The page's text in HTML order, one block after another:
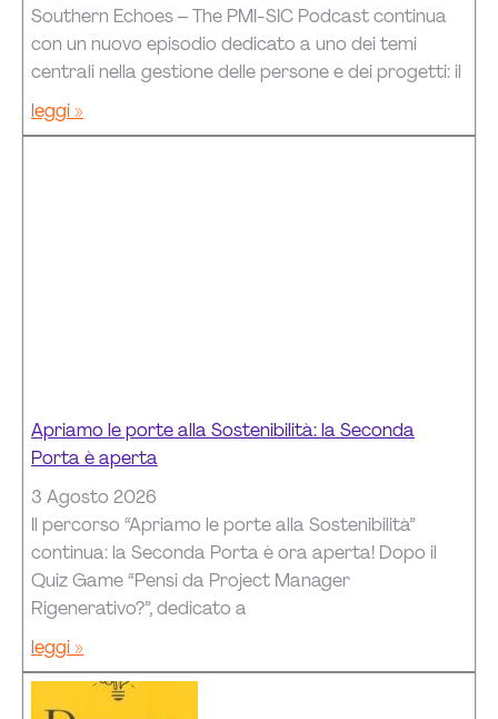
Southern Echoes – The PMI-SIC Podcast continua
con un nuovo episodio dedicato a uno dei temi
centrali nella gestione delle persone e dei progetti: il
leggi »
Apriamo le porte alla Sostenibilità: la Seconda
Porta è aperta
3 Agosto 2026
Il percorso “Apriamo le porte alla Sostenibilità”
continua: la Seconda Porta è ora aperta! Dopo il
Quiz Game “Pensi da Project Manager
Rigenerativo?”, dedicato a
leggi »